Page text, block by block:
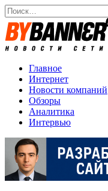
Перейти
к
содержанию
Search
for:
Главное
Интернет
Новости компаний
Обзоры
Аналитика
Интервью